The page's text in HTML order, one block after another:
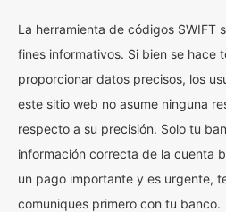
La herramienta de códigos SWIFT
fines informativos. Si bien se hace
proporcionar datos precisos, los
este sitio web no asume ninguna
respecto a su precisión. Solo tu
información correcta de la cuenta
un pago importante y es urgente,
comuniques primero con tu banco.